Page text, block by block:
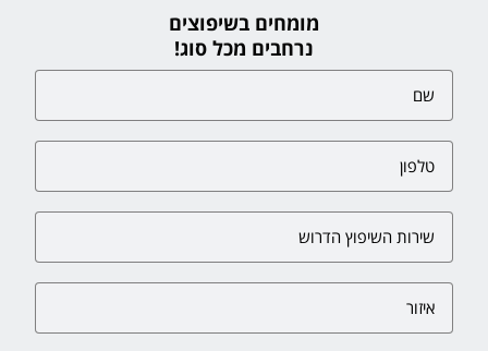
מומחים בשיפוצים
נרחבים מכל סוג!